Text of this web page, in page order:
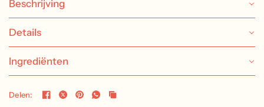
Beschrijving
Details
Ingrediënten
Delen: